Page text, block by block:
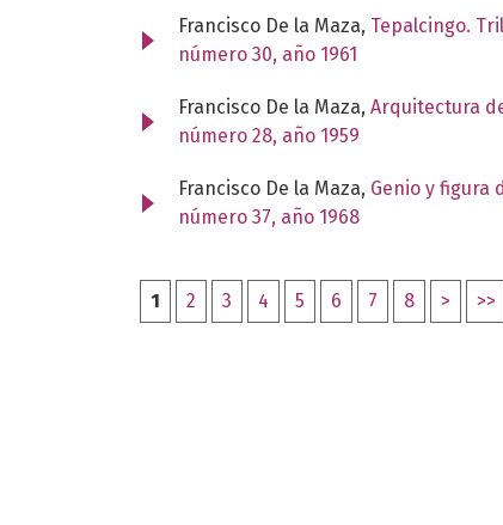
Francisco De la Maza, Tepalcingo.
número 30, año 1961
Francisco De la Maza, Arquitectura
número 28, año 1959
Francisco De la Maza, Genio y figura
número 37, año 1968
1 2 3 4 5 6 7 8 > >>